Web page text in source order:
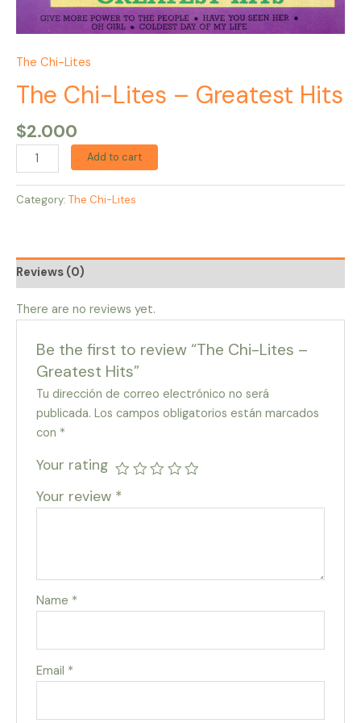
The Chi-Lites
The Chi-Lites – Greatest Hits
$2.000
Add to cart
Category: The Chi-Lites
Reviews (0)
There are no reviews yet.
Be the first to review “The Chi-Lites –
Greatest Hits”
Tu dirección de correo electrónico no será
publicada. Los campos obligatorios están marcados
con *
Your rating
Your review *
Name *
Email *